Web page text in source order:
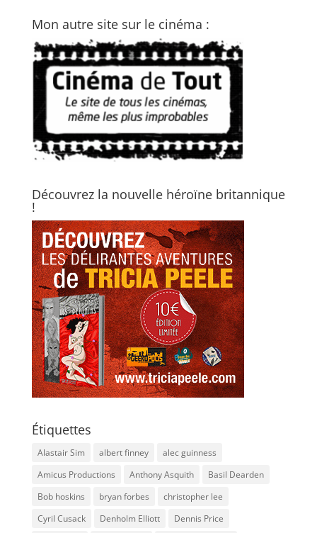
Mon autre site sur le cinéma :
Découvrez la nouvelle héroïne britannique
!
Étiquettes
Alastair Sim albert finney
alec guinness
Amicus Productions
Anthony Asquith
Basil Dearden
Bob hoskins
bryan forbes
christopher lee
Cyril Cusack
Denholm Elliott
Dennis Price